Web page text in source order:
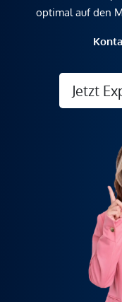
optimal auf den
Jetzt